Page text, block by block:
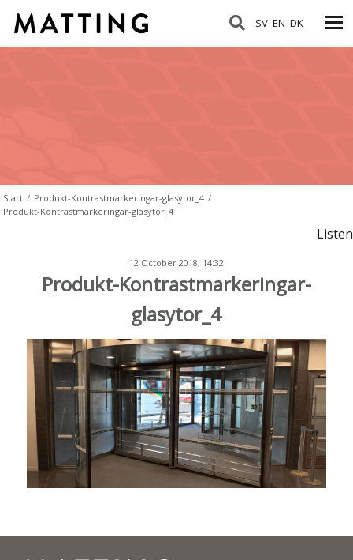
SV EN DK
Start / Produkt-Kontrastmarkeringar-glasytor_4 /
Produkt-Kontrastmarkeringar-glasytor_4
Listen
12 October 2018, 14:32
Produkt-Kontrastmarkeringar-
glasytor_4